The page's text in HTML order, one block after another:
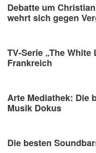
Debatte um
wehrt sich gegen
TV-Serie „The
Frankreich
Arte Mediathek: Die
Musik Dokus
Die besten